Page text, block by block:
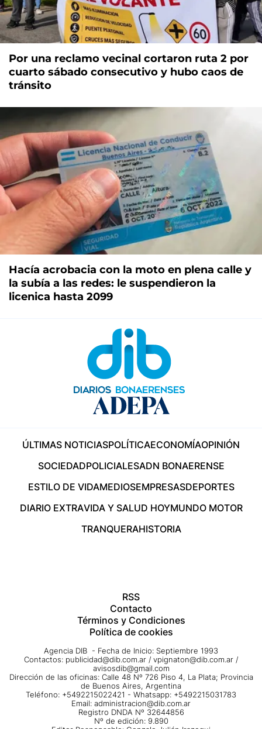
Por una reclamo vecinal cortaron ruta 2 por
cuarto sábado consecutivo y hubo caos de
tránsito
Hacía acrobacia con la moto en plena calle y
la subía a las redes: le suspendieron la
licenica hasta 2099
ÚLTIMAS NOTICIASPOLÍTICAECONOMÍAOPINIÓN
SOCIEDADPOLICIALESADN BONAERENSE
ESTILO DE VIDAMEDIOSEMPRESASDEPORTES
DIARIO EXTRAVIDA Y SALUD HOYMUNDO MOTOR
TRANQUERAHISTORIA
RSS
Contacto
Términos y Condiciones
Política de cookies
Agencia DIB - Fecha de Inicio: Septiembre 1993
Contactos: publicidad@dib.com.ar / vpignaton@dib.com.ar /
avisosdib@gmail.com
Dirección de las oficinas: Calle 48 Nº 726 Piso 4, La Plata; Provincia
de Buenos Aires, Argentina
Teléfono: +5492215022421 - Whatsapp: +5492215031783
Email: administracion@dib.com.ar
Registro DNDA Nº 32644856
Nº de edición: 9.890